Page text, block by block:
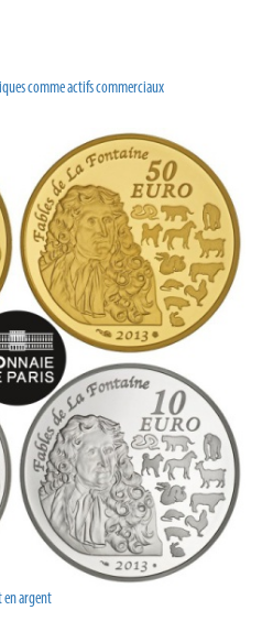
comme actifs commerciaux
en argent